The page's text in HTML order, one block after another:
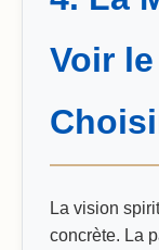
Voir
La vision
concrète. La